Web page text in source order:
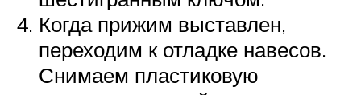
Когда прижим выставлен,
переходим к отладке навесов.
Снимаем пластиковую